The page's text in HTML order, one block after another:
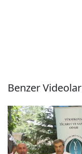
Benzer Videolar